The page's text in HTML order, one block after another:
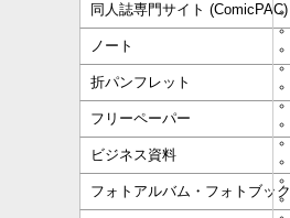
同人誌専門サイト (ComicPAC)
ノート
折パンフレット
フリーペーパー
ビジネス資料
フォトアルバム・フォトブック